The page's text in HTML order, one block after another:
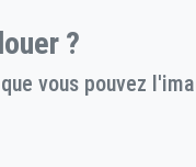
?
vous pouvez